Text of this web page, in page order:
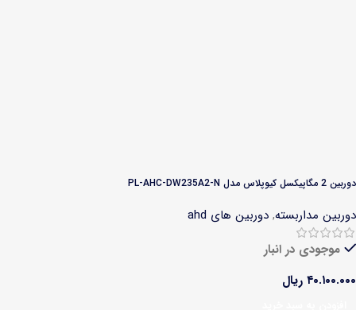
دوربین 2 مگاپیکسل کیوپلاس مدل PL-AHC-DW235A2-N
دوربین مداربسته, دوربین های ahd
موجودی در انبار
۴۰.۱۰۰.۰۰۰ ریال